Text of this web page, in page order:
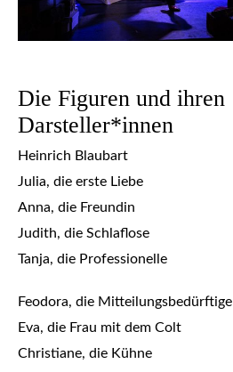
Die Figuren und ihren
Darsteller*innen
Heinrich Blaubart
Julia, die erste Liebe
Anna, die Freundin
Judith, die Schlaflose
Tanja, die Professionelle
Feodora, die Mitteilungsbedürftige
Eva, die Frau mit dem Colt
Christiane, die Kühne